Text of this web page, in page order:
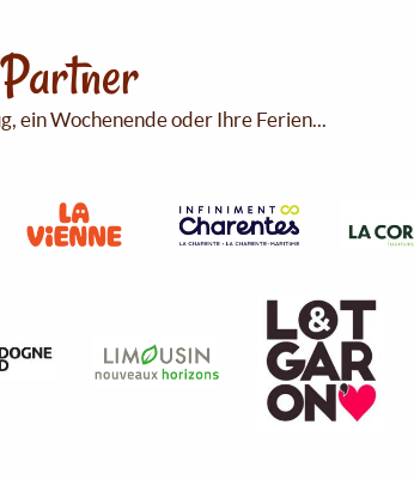
Partner
ein Wochenende oder Ihre Ferien...